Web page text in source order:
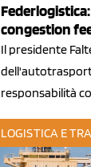
congestion
Il presidente
responsabilità
LOGISTICA E